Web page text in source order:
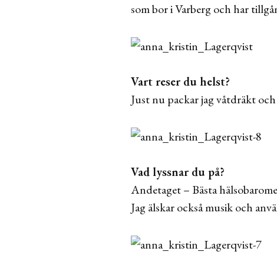
som bor i Varberg och har
Vart reser du helst?
Just nu packar jag våtdräkt
Vad lyssnar du på?
Andetaget – Bästa
Jag älskar också musik och